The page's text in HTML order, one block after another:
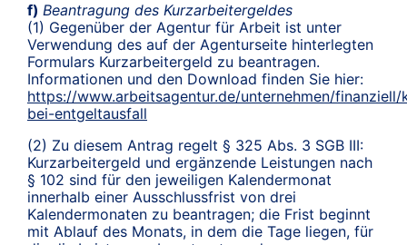
f) Beantragung des Kurzarbeitergeldes
(1) Gegenüber der Agentur für Arbeit ist unter
Verwendung des auf der Agenturseite hinterlegten
Formulars Kurzarbeitergeld zu beantragen.
Informationen und den Download finden Sie hier:
https://www.arbeitsagentur.de/unternehmen/
bei-entgeltausfall
(2) Zu diesem Antrag regelt § 325 Abs. 3 SGB III:
Kurzarbeitergeld und ergänzende Leistungen nach
§ 102 sind für den jeweiligen Kalendermonat
innerhalb einer Ausschlussfrist von drei
Kalendermonaten zu beantragen; die Frist beginnt
mit Ablauf des Monats, in dem die Tage liegen, für